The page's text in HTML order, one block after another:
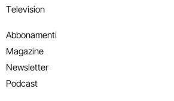
Television
Abbonamenti
Magazine
Newsletter
Podcast